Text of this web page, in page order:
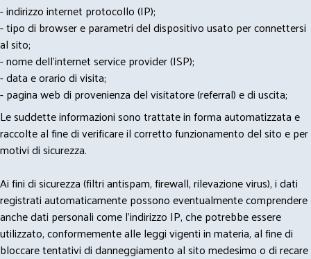
- indirizzo internet protocollo (IP);
- tipo di browser e parametri del dispositivo usato per connettersi
al sito;
- nome dell'internet service provider (ISP);
- data e orario di visita;
- pagina web di provenienza del visitatore (referral) e di uscita;
Le suddette informazioni sono trattate in forma automatizzata e
raccolte al fine di verificare il corretto funzionamento del sito e per
motivi di sicurezza.
Ai fini di sicurezza (filtri antispam, firewall, rilevazione virus), i dati
registrati automaticamente possono eventualmente comprendere
anche dati personali come l'indirizzo IP, che potrebbe essere
utilizzato, conformemente alle leggi vigenti in materia, al fine di
bloccare tentativi di danneggiamento al sito medesimo o di recare